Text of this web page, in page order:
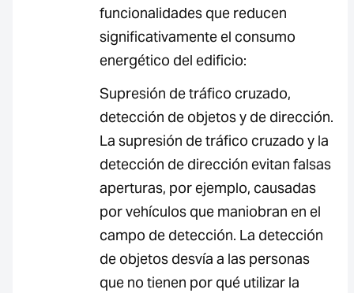
funcionalidades que reducen
significativamente el consumo
energético del edificio:
Supresión de tráfico cruzado,
detección de objetos y de dirección.
La supresión de tráfico cruzado y la
detección de dirección evitan falsas
aperturas, por ejemplo, causadas
por vehículos que maniobran en el
campo de detección. La detección
de objetos desvía a las personas
que no tienen por qué utilizar la